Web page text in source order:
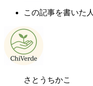
この記事を書いた人
さとうちかこ